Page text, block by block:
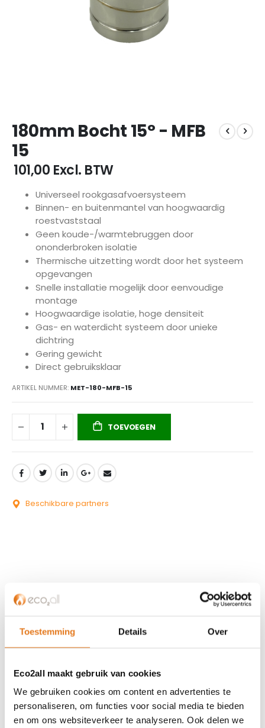
Toestemming Details Over
Eco2all maakt gebruik van cookies
We gebruiken cookies om content en advertenties te
personaliseren, om functies voor social media te bieden
en om ons websiteverkeer te analyseren. Ook delen we
naar
het
begin
van
de
afbeeldingen-
gallerij
180mm Bocht 15° - MFB
15
€ 101,00 Excl. BTW
Universeel rookgasafvoersysteem
Binnen- en buitenmantel van hoogwaardig
roestvaststaal
Geen koude-/warmtebruggen door
ononderbroken isolatie
Thermische uitzetting wordt door het systeem
opgevangen
Snelle installatie mogelijk door eenvoudige
montage
Hoogwaardige isolatie, hoge densiteit
Gas- en waterdicht systeem door unieke
dichtring
Gering gewicht
Direct gebruiksklaar
ARTIKEL NUMMER MET-180-MFB-15
TOEVOEGEN
Beschikbare partners
Partner worden?
Over ons
Algemene voorwaarden
ISDE-subsidie
Partner Locator
Contact